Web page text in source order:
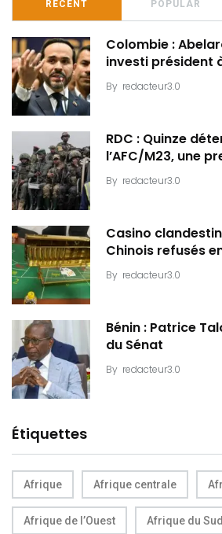
RECENT POPULAR
Colombie :
investi président
By redacteur3.0
RDC : Quinze
l’AFC/M23, une
By redacteur3.0
Casino
Chinois refusés
By redacteur3.0
Bénin : Patrice
du Sénat
By redacteur3.0
Étiquettes
Afrique Afrique centrale
Afrique de l’Ouest Afrique du Sud